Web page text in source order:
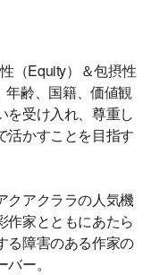
（Equity）＆包摂性
年齢、国籍、価値観
を受け入れ、尊重し
活かすことを目指す
クアクララの人気機
作家とともにあたら
る障害のある作家の
ー。